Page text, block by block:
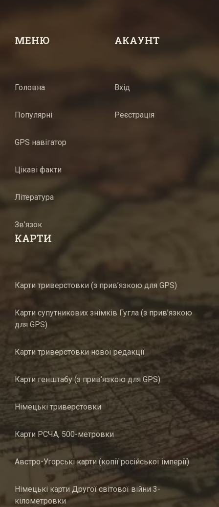
МЕНЮ
Головна
Популярні
GPS навігатор
Цікаві факти
Література
Зв’язок
АКАУНТ
Вхід
Реєстрація
КАРТИ
Карти триверстовки (з прив’язкою для GPS)
Карти супутникових знімків Гугла (з прив’язкою
для GPS)
Карти триверстовки нової редакції
Карти генштабу (з прив’язкою для GPS)
Німецькі триверстовки
Карти РСЧА, 500-метровки
Австро-Угорські карти (копії російської імперії)
Німецькі карти Другої світової війни 3-
кілометровки